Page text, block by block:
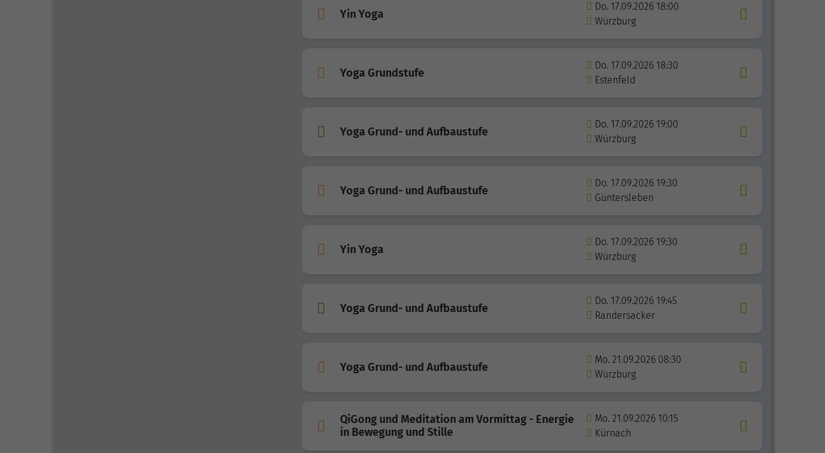
Yin Yoga
Do. 17.09.2026 18:00
Würzburg
Yoga Grundstufe
Do. 17.09.2026 18:30
Estenfeld
Yoga Grund- und Aufbaustufe
Do. 17.09.2026 19:00
Würzburg
Yoga Grund- und Aufbaustufe
Do. 17.09.2026 19:30
Güntersleben
Yin Yoga
Do. 17.09.2026 19:30
Würzburg
Yoga Grund- und Aufbaustufe
Do. 17.09.2026 19:45
Randersacker
Yoga Grund- und Aufbaustufe
Mo. 21.09.2026 08:30
Würzburg
QiGong und Meditation am Vormittag - Energie
in Bewegung und Stille
Mo. 21.09.2026 10:15
Kürnach